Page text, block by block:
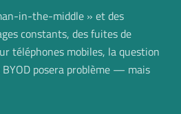
in-the-middle » et des
constants, des fuites de
téléphones mobiles, la question
posera problème — mais